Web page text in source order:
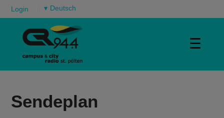
Login ▾
☰
Sendeplan